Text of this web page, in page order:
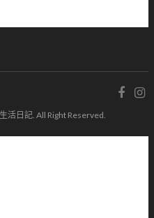
活日記. All Right Reserved.